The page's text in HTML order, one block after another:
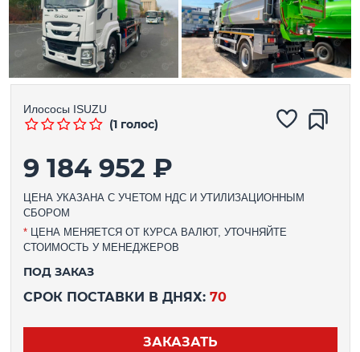
Илососы ISUZU
(1 голос)
9 184 952 ₽
ЦЕНА УКАЗАНА С УЧЕТОМ НДС И УТИЛИЗАЦИОННЫМ
СБОРОМ
*ЦЕНА МЕНЯЕТСЯ ОТ КУРСА ВАЛЮТ, УТОЧНЯЙТЕ
СТОИМОСТЬ У МЕНЕДЖЕРОВ
ПОД ЗАКАЗ
СРОК ПОСТАВКИ В ДНЯХ: 70
ЗАКАЗАТЬ